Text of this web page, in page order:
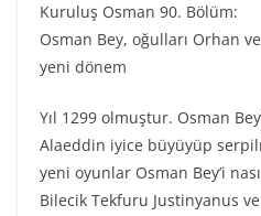
Kuruluş Osman 90. Bölüm:
Osman Bey, oğulları Orhan
yeni dönem
Yıl 1299 olmuştur. Osman
Alaeddin iyice büyüyüp
yeni oyunlar Osman Bey’i
Bilecik Tekfuru Justinyanus